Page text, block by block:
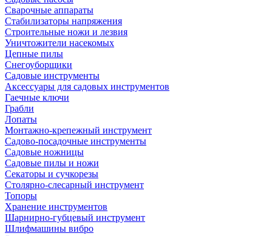
Сварочные аппараты
Стабилизаторы напряжения
Строительные ножи и лезвия
Уничтожители насекомых
Цепные пилы
Снегоуборщики
Садовые инструменты
Аксессуары для садовых инструментов
Гаечные ключи
Грабли
Лопаты
Монтажно-крепежный инструмент
Садово-посадочные инструменты
Садовые ножницы
Садовые пилы и ножи
Секаторы и сучкорезы
Столярно-слесарный инструмент
Топоры
Хранение инструментов
Шарнирно-губцевый инструмент
Шлифмашины вибро